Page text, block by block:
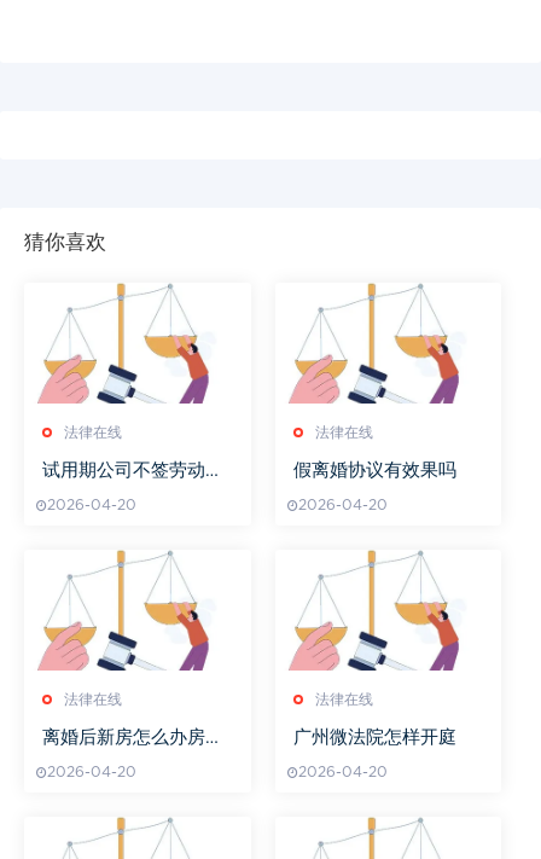
猜你喜欢
法律在线
试用期公司不签劳动合
2026-04-20
法律在线
假离婚协议有效果吗
2026-04-20
法律在线
离婚后新房怎么办房产
2026-04-20
法律在线
广州微法院怎样开庭
2026-04-20